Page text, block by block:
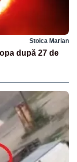
Stoica Marian
după 27 de